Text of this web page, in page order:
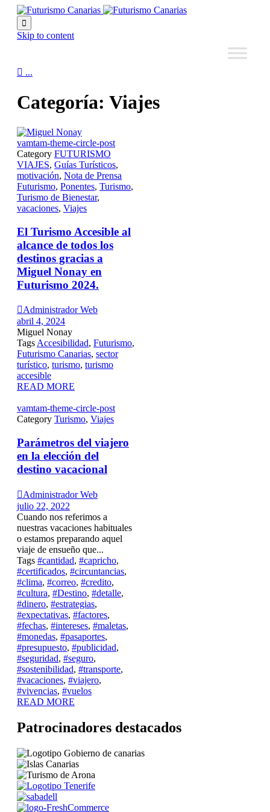

Skip to content
 ...
Categoría: Viajes
vamtam-theme-circle-post
Category FUTURISMO
VIAJES, Guías Turísticos,
motivación, Nota de Prensa
Futurismo, Ponentes, Turismo,
Turismo de Bienestar,
vacaciones, Viajes
El Turismo Accesible al
alcance de todos los
destinos gracias a
Miguel Nonay en
Futurismo 2024.
Administrador Web
abril 4, 2024
Miguel Nonay
Tags Accesibilidad, Futurismo,
Futurismo Canarias, sector
turístico, turismo, turismo
accesible
READ MORE
vamtam-theme-circle-post
Category Turismo, Viajes
Parámetros del viajero
en la elección del
destino vacacional
Administrador Web
julio 22, 2022
Cuando nos referimos a
nuestras vacaciones habituales
o estamos preparando aquel
viaje de ensueño que...
Tags #cantidad, #capricho,
#certificados, #circuntancias,
#clima, #correo, #credito,
#cultura, #Destino, #detalle,
#dinero, #estrategias,
#expectativas, #factores,
#fechas, #intereses, #maletas,
#monedas, #pasaportes,
#presupuesto, #publicidad,
#seguridad, #seguro,
#sostenibilidad, #transporte,
#vacaciones, #viajero,
#vivencias, #vuelos
READ MORE
Patrocinadores destacados